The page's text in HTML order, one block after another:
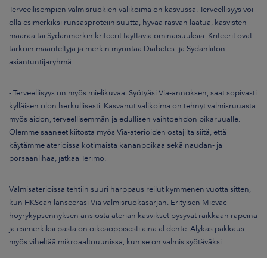
Terveellisempien valmisruokien valikoima on kasvussa. Terveellisyys voi
olla esimerkiksi runsasproteiinisuutta, hyvää rasvan laatua, kasvisten
määrää tai Sydänmerkin kriteerit täyttäviä ominaisuuksia. Kriteerit ovat
tarkoin määriteltyjä ja merkin myöntää Diabetes- ja Sydänliiton
asiantuntijaryhmä.
- Terveellisyys on myös mielikuvaa. Syötyäsi Via-annoksen, saat sopivasti
kylläisen olon herkullisesti. Kasvanut valikoima on tehnyt valmisruuasta
myös aidon, terveellisemmän ja edullisen vaihtoehdon pikaruualle.
Olemme saaneet kiitosta myös Via-aterioiden ostajilta siitä, että
käytämme aterioissa kotimaista kananpoikaa sekä naudan- ja
porsaanlihaa, jatkaa Terimo.
Valmisaterioissa tehtiin suuri harppaus reilut kymmenen vuotta sitten,
kun HKScan lanseerasi Via valmisruokasarjan. Erityisen Micvac -
höyrykypsennyksen ansiosta aterian kasvikset pysyvät raikkaan rapeina
ja esimerkiksi pasta on oikeaoppisesti aina al dente. Älykäs pakkaus
myös viheltää mikroaaltouunissa, kun se on valmis syötäväksi.